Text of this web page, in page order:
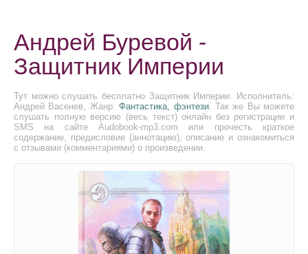
Андрей Буревой -
Защитник Империи
Тут можно слушать бесплатно Защитник Империи. Исполнитель:
Андрей Васенев, Жанр:Фантастика, фэнтези. Так же Вы можете
слушать полную версию (весь текст) онлайн без регистрации и
SMS на сайте Audobook-mp3.com или прочесть краткое
содержание, предисловие (аннотацию), описание и ознакомиться
с отзывами (комментариями) о произведении.